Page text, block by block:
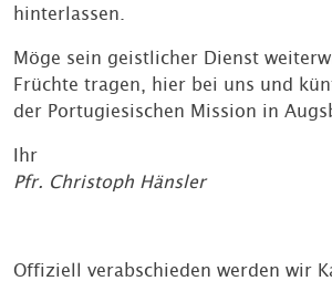
hinterlassen.
Möge sein geistlicher Dienst
Früchte tragen, hier bei uns und
der Portugiesischen Mission in
Ihr
Pfr. Christoph Hänsler
Offiziell verabschieden werden wir